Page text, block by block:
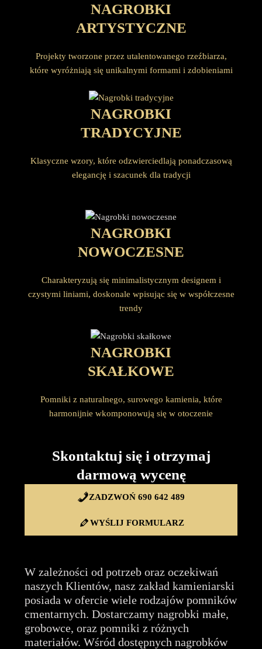
NAGROBKI
ARTYSTYCZNE
Projekty tworzone przez utalentowanego rzeźbiarza,
które wyróżniają się unikalnymi formami i zdobieniami
NAGROBKI
TRADYCYJNE
Klasyczne wzory, które odzwierciedlają ponadczasową
elegancję i szacunek dla tradycji
NAGROBKI
NOWOCZESNE
Charakteryzują się minimalistycznym designem i
czystymi liniami, doskonale wpisując się w współczesne
trendy
NAGROBKI
SKAŁKOWE
Pomniki z naturalnego, surowego kamienia, które
harmonijnie wkomponowują się w otoczenie
Skontaktuj się i otrzymaj
darmową wycenę
ZADZWOŃ 690 642 489
WYŚLIJ FORMULARZ
W zależności od potrzeb oraz oczekiwań
naszych Klientów, nasz zakład kamieniarski
posiada w ofercie wiele rodzajów pomników
cmentarnych. Dostarczamy nagrobki małe,
grobowce, oraz pomniki z różnych
materiałów. Wśród dostępnych nagrobków